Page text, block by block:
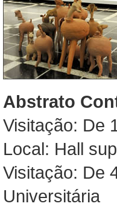
Abstrato
Visitação: De
Local: Hall
Visitação: De
Universitária